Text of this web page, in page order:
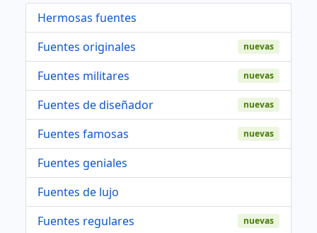
Hermosas fuentes
Fuentes originales
nuevas
Fuentes militares nuevas
Fuentes de diseñador nuevas
Fuentes famosas nuevas
Fuentes geniales
Fuentes de lujo
Fuentes regulares
nuevas